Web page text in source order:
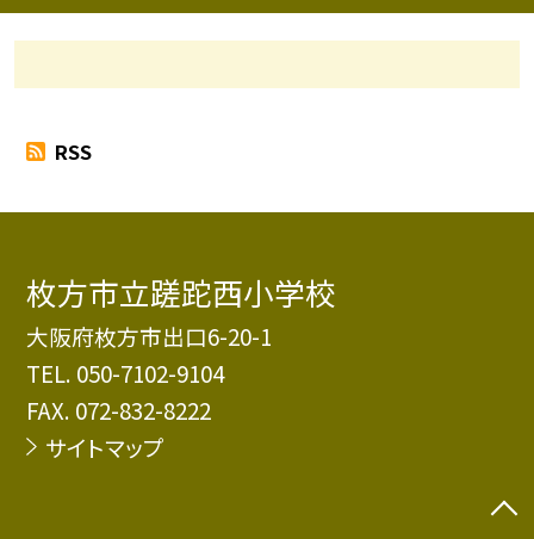
RSS
枚方市立蹉跎西小学校
大阪府枚方市出口6-20-1
TEL. 050-7102-9104
FAX. 072-832-8222
サイトマップ